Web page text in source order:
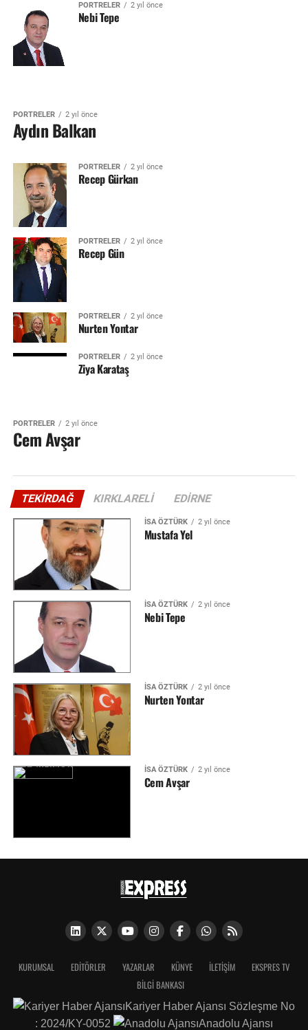
PORTRELER 2 yıl önce
Nebi Tepe
PORTRELER 2 yıl önce
Aydın Balkan
PORTRELER 2 yıl önce
Recep Gürkan
PORTRELER 2 yıl önce
Recep Gün
PORTRELER 2 yıl önce
Nurten Yontar
PORTRELER 2 yıl önce
Ziya Karataş
PORTRELER 2 yıl önce
Cem Avşar
TEKIRDAĞ KIRKLARELI EDIRNE
İSA ÖZTÜRK 2 yıl önce
Mustafa Yel
İSA ÖZTÜRK 2 yıl önce
Nebi Tepe
İSA ÖZTÜRK 2 yıl önce
Nurten Yontar
İSA ÖZTÜRK 2 yıl önce
Cem Avşar
KURUMSAL EDITÖRLER YAZARLAR KÜNYE İLETIŞIM
EKSPRES TV
BİLGİ BANKASI
Kariyer Haber Ajansı Sözleşme No
: 2024/KY-0052
Anadolu Ajansı